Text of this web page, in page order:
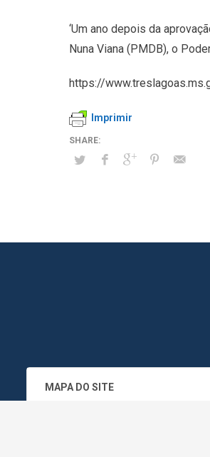
‘Um ano depois da
Nuna Viana (PMDB), o
https://
Imprimir
MAPA DO SITE